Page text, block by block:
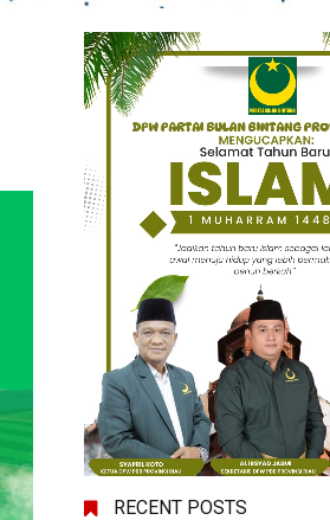
RECENT POSTS